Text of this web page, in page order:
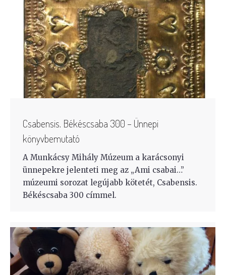
Csabensis. Békéscsaba 300 – Ünnepi
könyvbemutató
A Munkácsy Mihály Múzeum a karácsonyi
ünnepekre jelenteti meg az „Ami csabai…”
múzeumi sorozat legújabb kötetét, Csabensis.
Békéscsaba 300 címmel.